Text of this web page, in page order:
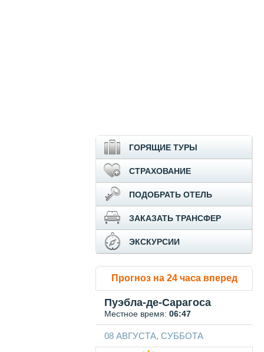
ГОРЯЩИЕ ТУРЫ
СТРАХОВАНИЕ
ПОДОБРАТЬ ОТЕЛЬ
ЗАКАЗАТЬ ТРАНСФЕР
ЭКСКУРСИИ
Прогноз на 24 часа вперед
Пуэбла-де-Сарагоса
Местное время: 06:47
08 АВГУСТА, СУББОТА